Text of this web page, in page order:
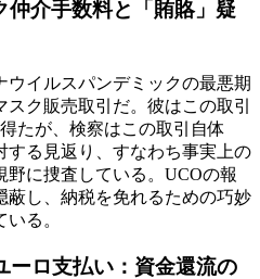
仲介手数料と「賄賂」疑
イルスパンデミックの最悪期
ク販売取引だ。彼はこの取引
たが、検察はこの取引自体
する見返り、すなわち事実上の
野に捜査している。UCOの報
蔽し、納税を免れるための巧妙
る。
ーロ支払い：資金還流の